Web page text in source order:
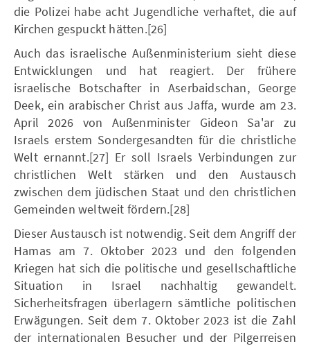
die Polizei habe acht Jugendliche verhaftet, die auf
Kirchen gespuckt hätten.[26]
Auch das israelische Außenministerium sieht diese
Entwicklungen und hat reagiert. Der frühere
israelische Botschafter in Aserbaidschan, George
Deek, ein arabischer Christ aus Jaffa, wurde am 23.
April 2026 von Außenminister Gideon Sa'ar zu
Israels erstem Sondergesandten für die christliche
Welt ernannt.[27] Er soll Israels Verbindungen zur
christlichen Welt stärken und den Austausch
zwischen dem jüdischen Staat und den christlichen
Gemeinden weltweit fördern.[28]
Dieser Austausch ist notwendig. Seit dem Angriff der
Hamas am 7. Oktober 2023 und den folgenden
Kriegen hat sich die politische und gesellschaftliche
Situation in Israel nachhaltig gewandelt.
Sicherheitsfragen überlagern sämtliche politischen
Erwägungen. Seit dem 7. Oktober 2023 ist die Zahl
der internationalen Besucher und der Pilgerreisen